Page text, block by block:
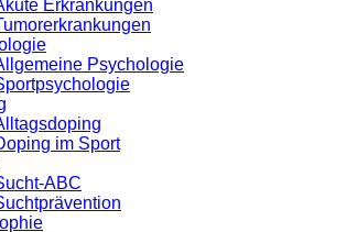
Erkrankungen
Psychologie
im Sport
ABC